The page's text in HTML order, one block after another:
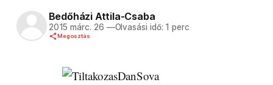
Bedőházi Attila-Csaba
2015 márc. 26 —Olvasási idő: 1 perc
Megosztás